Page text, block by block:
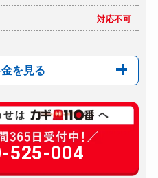
対応不可
を見る
660円(税込)～
別途お見積り
別途お見積り
525-004